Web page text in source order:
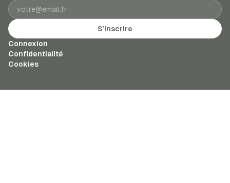
Adresse e-mail
S’inscrire
Connexion
Confidentialité
Cookies